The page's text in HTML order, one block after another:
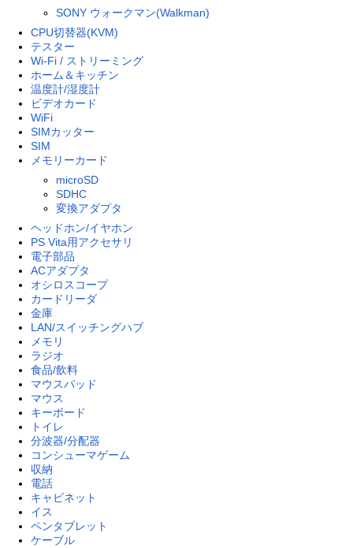
SONY ウォークマン(Walkman)
CPU切替器(KVM)
テスター
Wi-Fi / ストリーミング
ホーム＆キッチン
温度計/湿度計
ビデオカード
WiFi
SIMカッター
SIM
メモリーカード
microSD
SDHC
変換アダプタ
ヘッドホン/イヤホン
PS Vita用アクセサリ
電子部品
ACアダプタ
オシロスコープ
カードリーダ
金庫
LAN/スイッチングハブ
メモリ
ラジオ
食品/飲料
マウスパッド
マウス
キーボード
トイレ
分波器/分配器
コンシューマゲーム
収納
電話
キャビネット
イス
ペンタブレット
ケーブル